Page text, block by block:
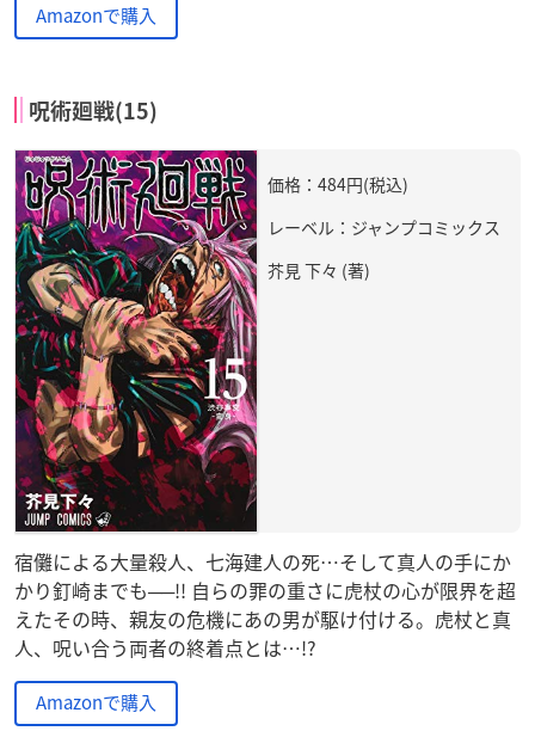
Amazonで購入
呪術廻戦(15)
価格：484円(税込)
レーベル：ジャンプコミックス
芥見 下々 (著)
宿儺による大量殺人、七海建人の死…そして真人の手にか
かり釘崎までも──!! 自らの罪の重さに虎杖の心が限界を超
えたその時、親友の危機にあの男が駆け付ける。虎杖と真
人、呪い合う両者の終着点とは…!?
Amazonで購入